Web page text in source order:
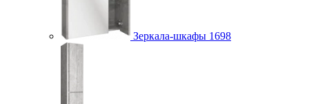
Зеркала-шкафы 1698